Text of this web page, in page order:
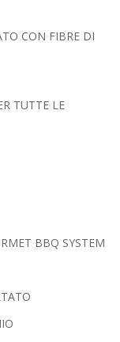
CON FIBRE DI
TUTTE LE
BBQ SYSTEM